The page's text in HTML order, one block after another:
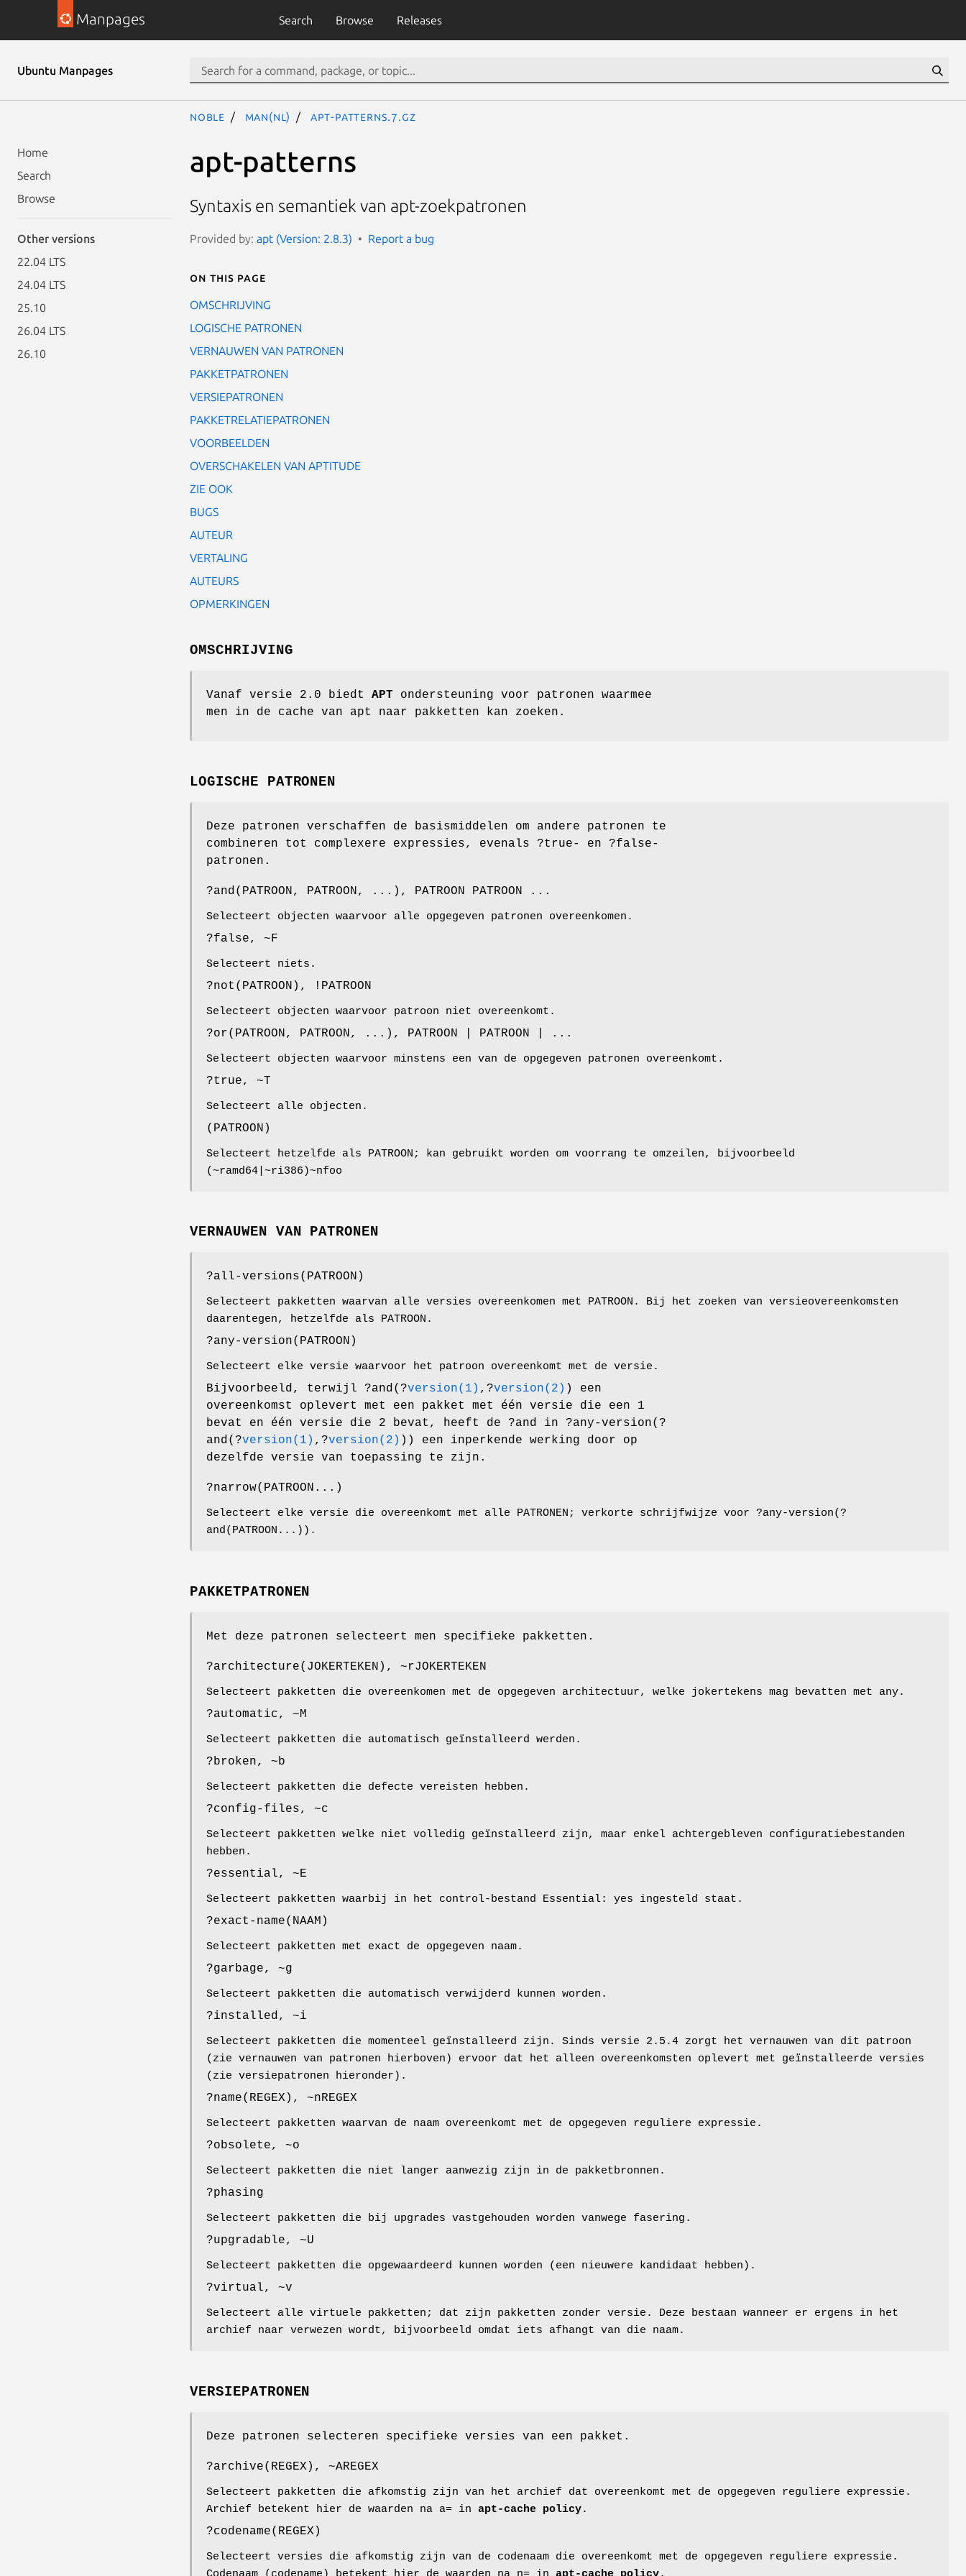
Manpages Search Browse Releases
Ubuntu Manpages
Home
Search
Browse
Other versions
22.04 LTS
24.04 LTS
25.10
26.04 LTS
26.10
noble man(nl) apt-patterns.7.gz
apt-patterns
Syntaxis en semantiek van apt-zoekpatronen
Provided by: apt (Version: 2.8.3) Report a bug
On this page
OMSCHRIJVING
LOGISCHE PATRONEN
VERNAUWEN VAN PATRONEN
PAKKETPATRONEN
VERSIEPATRONEN
PAKKETRELATIEPATRONEN
VOORBEELDEN
OVERSCHAKELEN VAN APTITUDE
ZIE OOK
BUGS
AUTEUR
VERTALING
AUTEURS
OPMERKINGEN
OMSCHRIJVING
Vanaf versie 2.0 biedt APT ondersteuning voor patronen waarmee
men in de cache van apt naar pakketten kan zoeken.
LOGISCHE PATRONEN
Deze patronen verschaffen de basismiddelen om andere patronen te
combineren tot complexere expressies, evenals ?true- en ?false-
patronen.
?and(PATROON, PATROON, ...), PATROON PATROON ...
Selecteert objecten waarvoor alle opgegeven patronen overeenkomen.
?false, ~F
Selecteert niets.
?not(PATROON), !PATROON
Selecteert objecten waarvoor patroon niet overeenkomt.
?or(PATROON, PATROON, ...), PATROON | PATROON | ...
Selecteert objecten waarvoor minstens een van de opgegeven patronen overeenkomt.
?true, ~T
Selecteert alle objecten.
(PATROON)
Selecteert hetzelfde als PATROON; kan gebruikt worden om voorrang te omzeilen, bijvoorbeeld
(~ramd64|~ri386)~nfoo
VERNAUWEN VAN PATRONEN
?all-versions(PATROON)
Selecteert pakketten waarvan alle versies overeenkomen met PATROON. Bij het zoeken van versieovereenkomsten
daarentegen, hetzelfde als PATROON.
?any-version(PATROON)
Selecteert elke versie waarvoor het patroon overeenkomt met de versie.
Bijvoorbeeld, terwijl ?and(?version(1) ,?version(2) ) een
overeenkomst oplevert met een pakket met één versie die een 1
bevat en één versie die 2 bevat, heeft de ?and in ?any-version(?
and(?version(1) ,?version(2) )) een inperkende werking door op
dezelfde versie van toepassing te zijn.
?narrow(PATROON...)
Selecteert elke versie die overeenkomt met alle PATRONEN; verkorte schrijfwijze voor ?any-version(?
and(PATROON...)).
PAKKETPATRONEN
Met deze patronen selecteert men specifieke pakketten.
?architecture(JOKERTEKEN), ~rJOKERTEKEN
Selecteert pakketten die overeenkomen met de opgegeven architectuur, welke jokertekens mag bevatten met any.
?automatic, ~M
Selecteert pakketten die automatisch geïnstalleerd werden.
?broken, ~b
Selecteert pakketten die defecte vereisten hebben.
?config-files, ~c
Selecteert pakketten welke niet volledig geïnstalleerd zijn, maar enkel achtergebleven configuratiebestanden
hebben.
?essential, ~E
Selecteert pakketten waarbij in het control-bestand Essential: yes ingesteld staat.
?exact-name(NAAM)
Selecteert pakketten met exact de opgegeven naam.
?garbage, ~g
Selecteert pakketten die automatisch verwijderd kunnen worden.
?installed, ~i
Selecteert pakketten die momenteel geïnstalleerd zijn. Sinds versie 2.5.4 zorgt het vernauwen van dit patroon
(zie vernauwen van patronen hierboven) ervoor dat het alleen overeenkomsten oplevert met geïnstalleerde versies
(zie versiepatronen hieronder).
?name(REGEX), ~nREGEX
Selecteert pakketten waarvan de naam overeenkomt met de opgegeven reguliere expressie.
?obsolete, ~o
Selecteert pakketten die niet langer aanwezig zijn in de pakketbronnen.
?phasing
Selecteert pakketten die bij upgrades vastgehouden worden vanwege fasering.
?upgradable, ~U
Selecteert pakketten die opgewaardeerd kunnen worden (een nieuwere kandidaat hebben).
?virtual, ~v
Selecteert alle virtuele pakketten; dat zijn pakketten zonder versie. Deze bestaan wanneer er ergens in het
archief naar verwezen wordt, bijvoorbeeld omdat iets afhangt van die naam.
VERSIEPATRONEN
Deze patronen selecteren specifieke versies van een pakket.
?archive(REGEX), ~AREGEX
Selecteert pakketten die afkomstig zijn van het archief dat overeenkomt met de opgegeven reguliere expressie.
Archief betekent hier de waarden na a= in apt-cache policy.
?codename(REGEX)
Selecteert versies die afkomstig zijn van de codenaam die overeenkomt met de opgegeven reguliere expressie.